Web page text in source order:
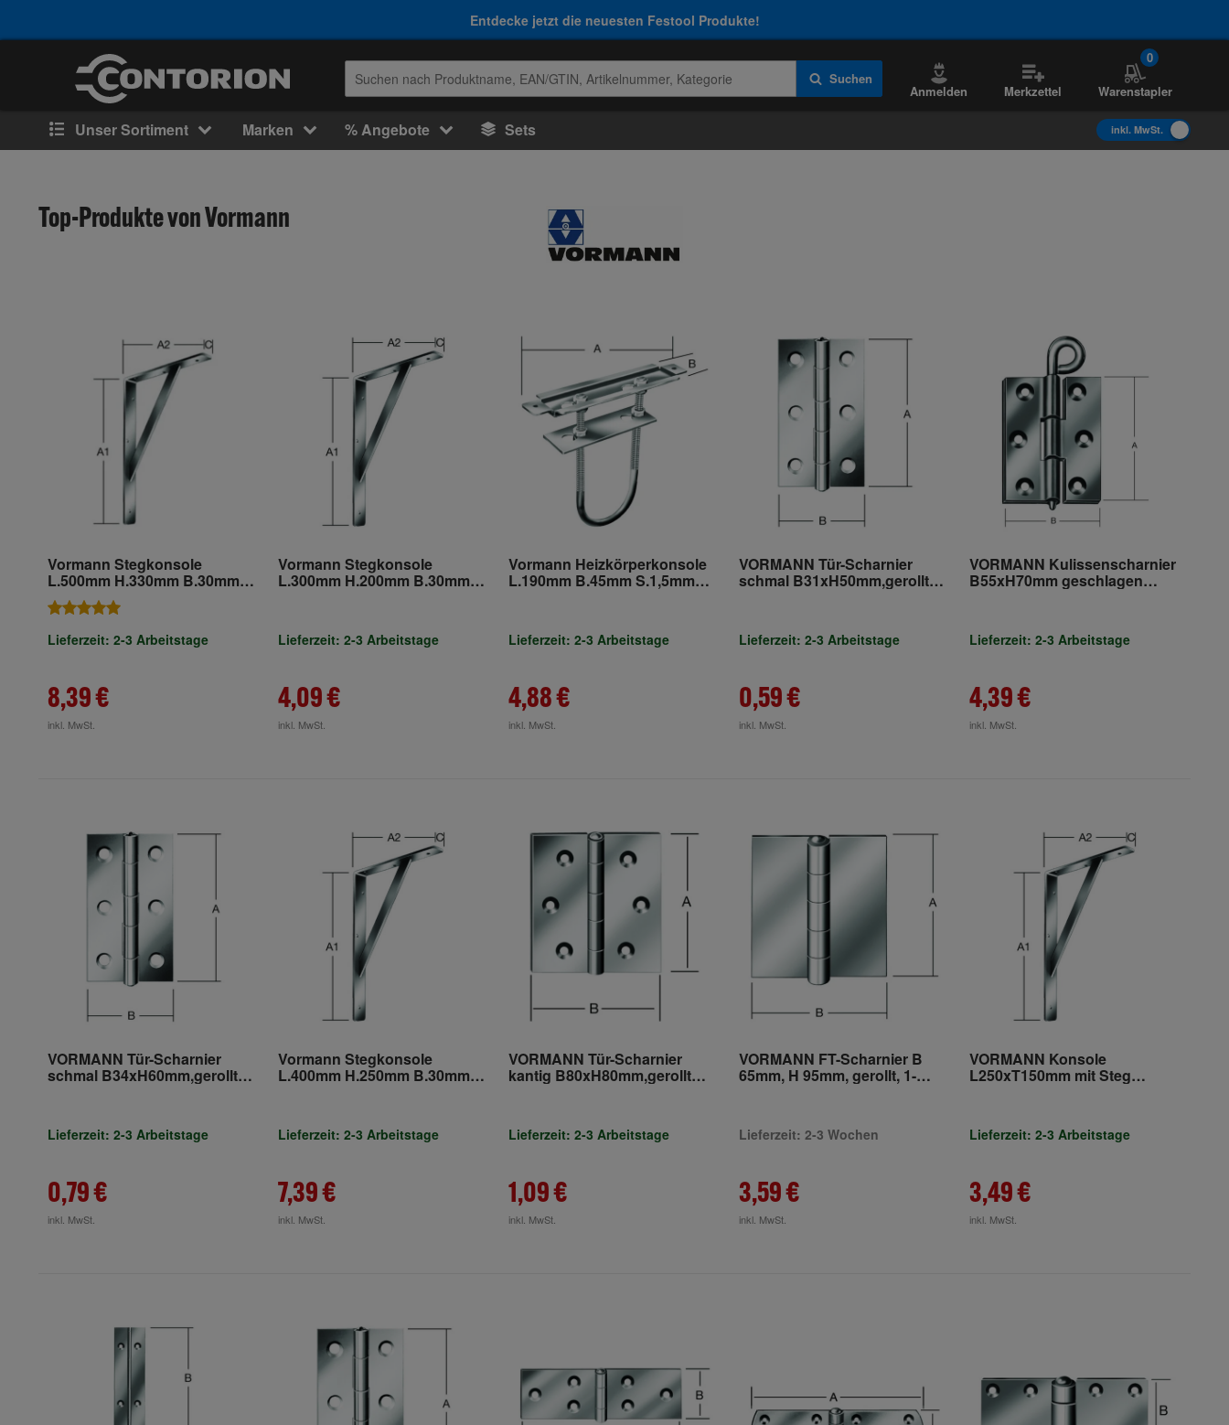
Entdecke jetzt die neuesten Festool Produkte!
Suchen
Anmelden Merkzettel
0
Warenstapler
Unser Sortiment Marken % Angebote Sets inkl. MwSt.
Top-Produkte von Vormann
Vormann Stegkonsole
L.500mm H.330mm B.30mm
S.4mm verz.Trgf.200kg
Lieferzeit: 2-3 Arbeitstage
8,39 €
inkl. MwSt.
Vormann Stegkonsole
L.300mm H.200mm B.30mm
Lieferzeit: 2-3 Arbeitstage
4,09 €
inkl. MwSt.
Vormann Heizkörperkonsole
L.190mm B.45mm S.1,5mm
Lieferzeit: 2-3 Arbeitstage
4,88 €
inkl. MwSt.
VORMANN Tür-Scharnier
schmal B31xH50mm,gerollt
Lieferzeit: 2-3 Arbeitstage
0,59 €
inkl. MwSt.
VORMANN Kulissenscharnier
B55xH70mm geschlagen
Lieferzeit: 2-3 Arbeitstage
4,39 €
inkl. MwSt.
VORMANN Tür-Scharnier
schmal B34xH60mm,gerollt
Lieferzeit: 2-3 Arbeitstage
0,79 €
inkl. MwSt.
Vormann Stegkonsole
L.400mm H.250mm B.30mm
Lieferzeit: 2-3 Arbeitstage
7,39 €
inkl. MwSt.
VORMANN Tür-Scharnier
kantig B80xH80mm,gerollt
Lieferzeit: 2-3 Arbeitstage
1,09 €
inkl. MwSt.
VORMANN FT-Scharnier B
65mm, H 95mm, gerollt, 1-
Lieferzeit: 2-3 Wochen
3,59 €
inkl. MwSt.
VORMANN Konsole
L250xT150mm mit Steg
Lieferzeit: 2-3 Arbeitstage
3,49 €
inkl. MwSt.